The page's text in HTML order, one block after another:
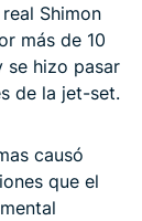
Shimon
más de 10
se hizo pasar
de la jet-set.
causó
que el